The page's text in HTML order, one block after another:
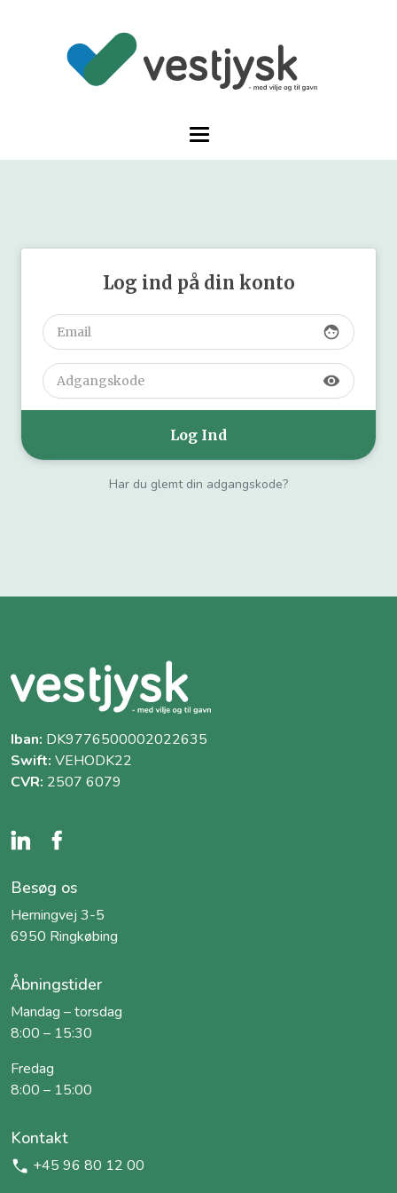
Log ind på din konto
face
visibility
Har du glemt din adgangskode?
Iban: DK9776500002022635
Swift: VEHODK22
CVR: 2507 6079
Besøg os
Herningvej 3-5
6950 Ringkøbing
Åbningstider
Mandag – torsdag
8:00 – 15:30
Fredag
8:00 – 15:00
Kontakt
+45 96 80 12 00